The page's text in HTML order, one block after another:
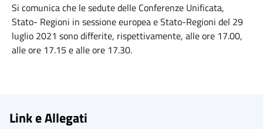
Si comunica che le sedute delle Conferenze Unificata,
Stato- Regioni in sessione europea e Stato-Regioni del 29
luglio 2021 sono differite, rispettivamente, alle ore 17.00,
alle ore 17.15 e alle ore 17.30.
Link e Allegati